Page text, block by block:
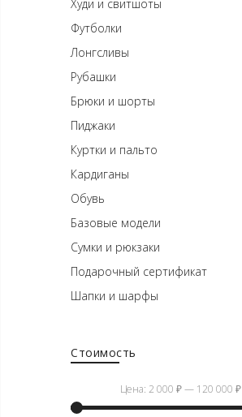
Худи и свитшоты
Футболки
Лонгсливы
Рубашки
Брюки и шорты
Пиджаки
Куртки и пальто
Кардиганы
Обувь
Базовые модели
Сумки и рюкзаки
Подарочный сертификат
Шапки и шарфы
Стоимость
Цена:2 000 ₽— 120 000 ₽